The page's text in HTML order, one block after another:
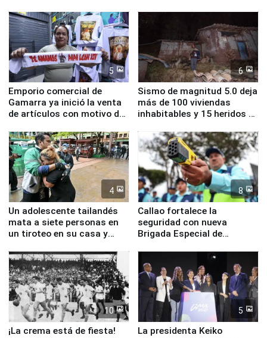
educación, salud y empleo
5
Emporio comercial de
Gamarra ya inició la venta
de artículos con motivo de
6
Sismo de magnitud 5.0 deja
más de 100 viviendas
inhabitables y 15 heridos en
4
Un adolescente tailandés
mata a siete personas en
un tiroteo en su casa y
8
Callao fortalece la
seguridad con nueva
Brigada Especial de
equipamiento para
Serenazgo
10
¡La crema está de fiesta!
5
La presidenta Keiko